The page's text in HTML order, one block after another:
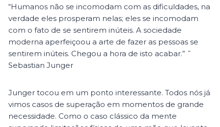
“Humanos não se incomodam com as dificuldades, na
verdade eles prosperam nelas; eles se incomodam
com o fato de se sentirem inúteis. A sociedade
moderna aperfeiçoou a arte de fazer as pessoas se
sentirem inúteis. Chegou a hora de isto acabar.” ˜
Sebastian Junger
Junger tocou em um ponto interessante. Todos nós já
vimos casos de superação em momentos de grande
necessidade. Como o caso clássico da mente